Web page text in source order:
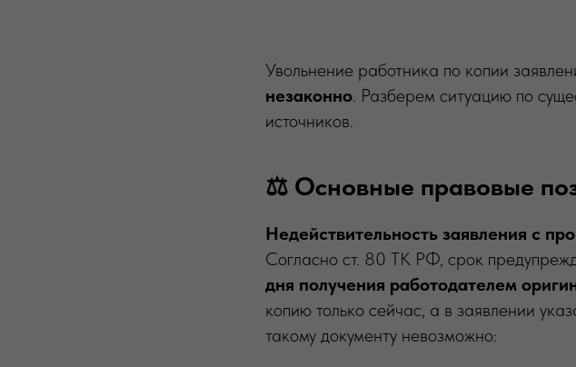
Увольнение работника по копии
незаконно. Разберем ситуацию по
источников.
⚖️ Основные правовые
Недействительность заявления с
Согласно ст. 80 ТК РФ, срок
дня получения работодателем
копию только сейчас, а в заявлении
такому документу невозможно: